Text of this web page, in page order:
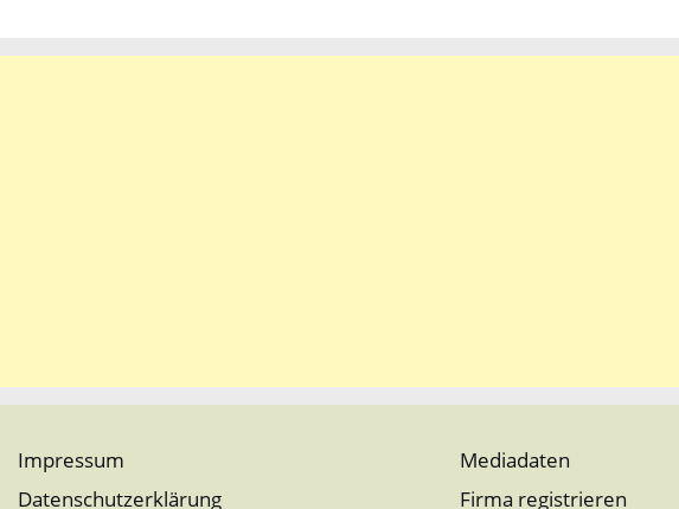
Impressum
Datenschutzerklärung
Mediadaten
Firma registrieren